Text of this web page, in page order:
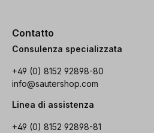
Contatto
Consulenza specializzata
+49 (0) 8152 92898-80
info@sautershop.com
Linea di assistenza
+49 (0) 8152 92898-81